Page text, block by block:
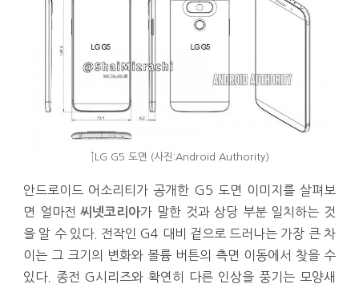
↑LG G5 도면 (사진:Android Authority)
안드로이드 어소리티가 공개한 G5 도면 이미지를 살펴보
면 얼마전씨넷코리아가 말한 것과 상당 부분 일치하는 것
을 알 수 있다. 전작인 G4 대비 겉으로 드러나는 가장 큰 차
이는 그 크기의 변화와 볼륨 버튼의 측면 이동에서 찾을 수
있다. 종전 G시리즈와 확연히 다른 인상을 풍기는 모양새